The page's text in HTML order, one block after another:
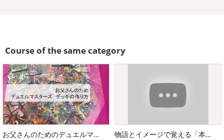
Course of the same category
お父さんのためのデュエルマスターズ、デッキの作り方 物語とイメージで覚える「本格タロット占い講座（大アルカナ・小アルカナ）」